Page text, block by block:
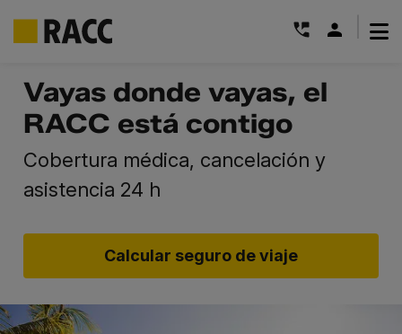
contenido
Vayas donde vayas, el
RACC está contigo
Cobertura médica, cancelación y
asistencia 24 h
Calcular seguro de viaje